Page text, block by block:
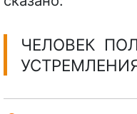
ЧЕЛОВЕК